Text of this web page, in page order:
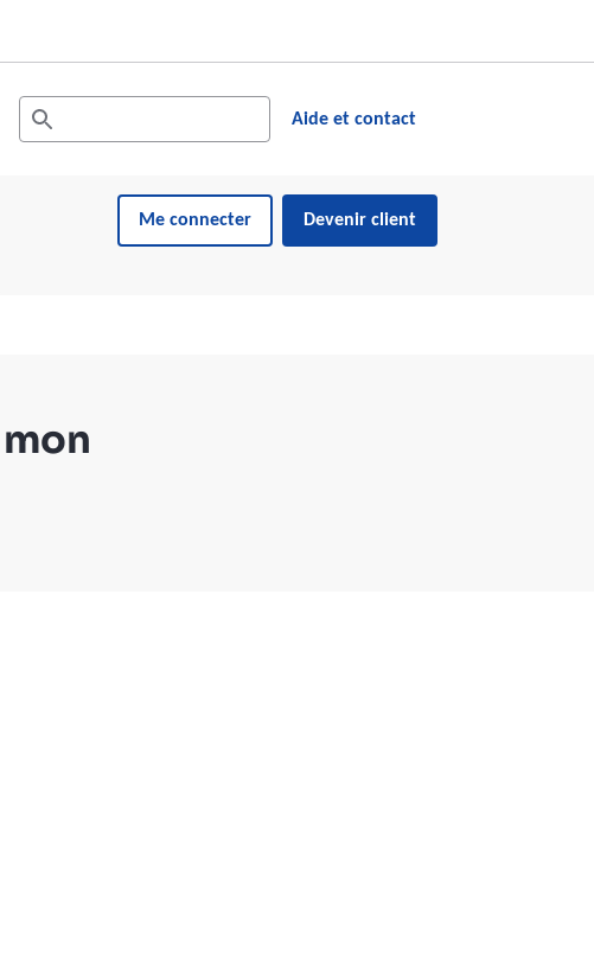
Rechercher dans le site web
Les résultats suggérés s'affichent dynamiquement sous le champ de
Aide et contact
Me connecter Devenir client